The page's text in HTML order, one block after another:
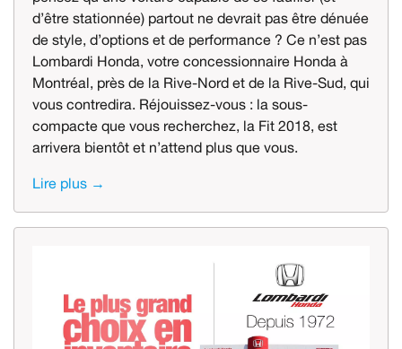
d’être stationnée) partout ne devrait pas être dénuée
de style, d’options et de performance ? Ce n’est pas
Lombardi Honda, votre concessionnaire Honda à
Montréal, près de la Rive-Nord et de la Rive-Sud, qui
vous contredira. Réjouissez-vous : la sous-
compacte que vous recherchez, la Fit 2018, est
arrivera bientôt et n’attend plus que vous.
Lire plus →